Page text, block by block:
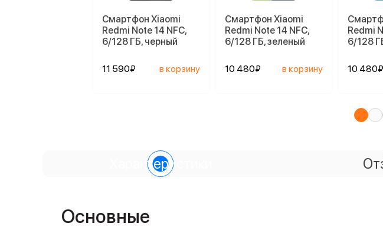
Смартфон Xiaomi
Redmi Note 14 NFC,
6/128 ГБ, черный
11 590₽ в корзину
Смартфон Xiaomi
Redmi Note 14 NFC,
6/128 ГБ, зеленый
10 480₽ в корзину
Redmi
6/128
10 480₽
Характеристики
Основные